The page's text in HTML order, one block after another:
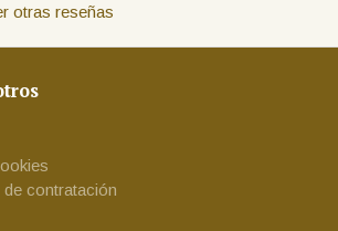
otras reseñas
contratación